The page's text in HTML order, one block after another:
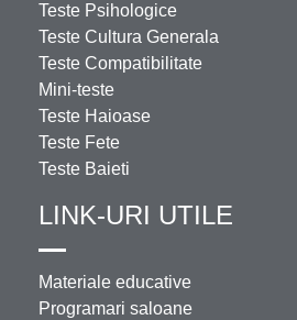
Teste Psihologice
Teste Cultura Generala
Teste Compatibilitate
Mini-teste
Teste Haioase
Teste Fete
Teste Baieti
LINK-URI UTILE
Materiale educative
Programari saloane